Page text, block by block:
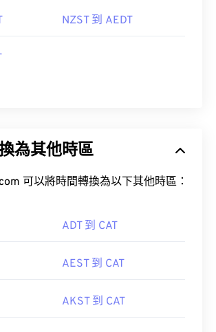
NZST 到 AEDT
為其他時區
可以將時間轉換為以下其他時區：
ADT 到 CAT
AEST 到 CAT
AKST 到 CAT